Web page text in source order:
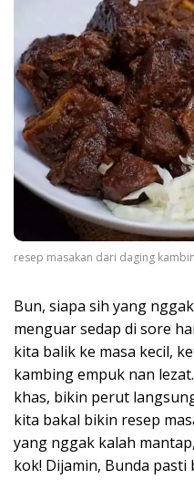
resep masakan dari daging
Bun, siapa sih yang
menguar sedap di sore
kita balik ke masa kecil,
kambing empuk nan
khas, bikin perut
kita bakal bikin resep
yang nggak kalah
kok! Dijamin, Bunda pasti